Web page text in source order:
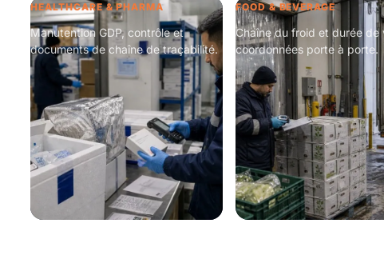
HEALTHCARE & PHARMA
Manutention GDP, contrôle et
documents de chaîne de traçabilité.
FOOD & BEVERAGE
Chaîne du froid et durée de
coordonnées porte à porte.